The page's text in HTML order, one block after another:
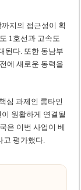
지의 접근성이 획
1호선과 고속도
된다. 또한 동남부
에 새로운 동력을
심 과제인 롱타인
원활하게 연결될
은 이번 사업이 베
평가했다.